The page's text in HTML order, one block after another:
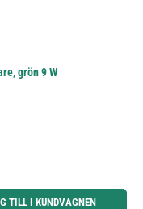
grön 9 W
för att öka eller minska kvantiteten.
TILL I KUNDVAGNEN